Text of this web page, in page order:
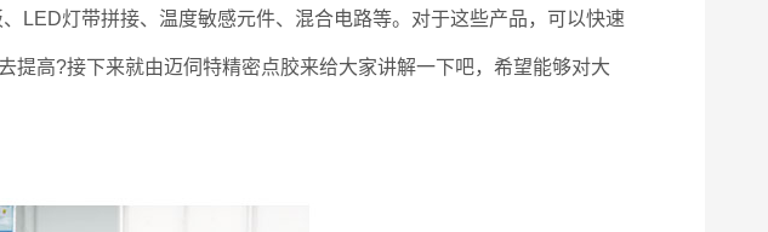
LED灯带拼接、温度敏感元件、混合电路等。对于这些产品，可以快速
高?接下来就由迈伺特精密点胶来给大家讲解一下吧，希望能够对大